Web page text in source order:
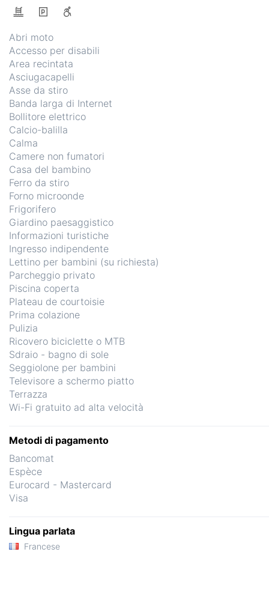
Abri moto
Accesso per disabili
Area recintata
Asciugacapelli
Asse da stiro
Banda larga di Internet
Bollitore elettrico
Calcio-balilla
Calma
Camere non fumatori
Casa del bambino
Ferro da stiro
Forno microonde
Frigorifero
Giardino paesaggistico
Informazioni turistiche
Ingresso indipendente
Lettino per bambini (su richiesta)
Parcheggio privato
Piscina coperta
Plateau de courtoisie
Prima colazione
Pulizia
Ricovero biciclette o MTB
Sdraio - bagno di sole
Seggiolone per bambini
Televisore a schermo piatto
Terrazza
Wi-Fi gratuito ad alta velocità
Metodi di pagamento
Bancomat
Espèce
Eurocard - Mastercard
Visa
Lingua parlata
Francese